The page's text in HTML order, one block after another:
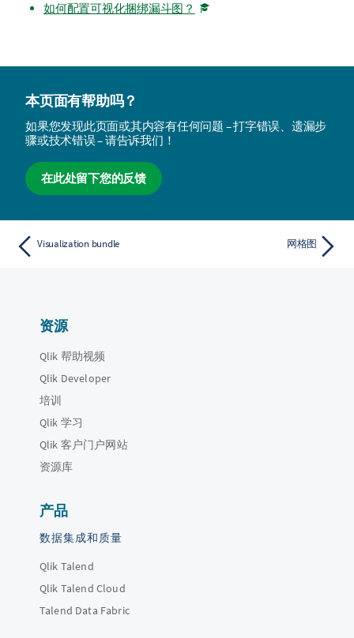
如何配置可视化捆绑漏斗图？
本页面有帮助吗？
如果您发现此页面或其内容有任何问题 – 打字错误、遗漏步
骤或技术错误 – 请告诉我们！
在此处留下您的反馈
Visualization bundle 网格图
资源
Qlik 帮助视频
Qlik Developer
培训
Qlik 学习
Qlik 客户门户网站
资源库
产品
数据集成和质量
Qlik Talend
Qlik Talend Cloud
Talend Data Fabric